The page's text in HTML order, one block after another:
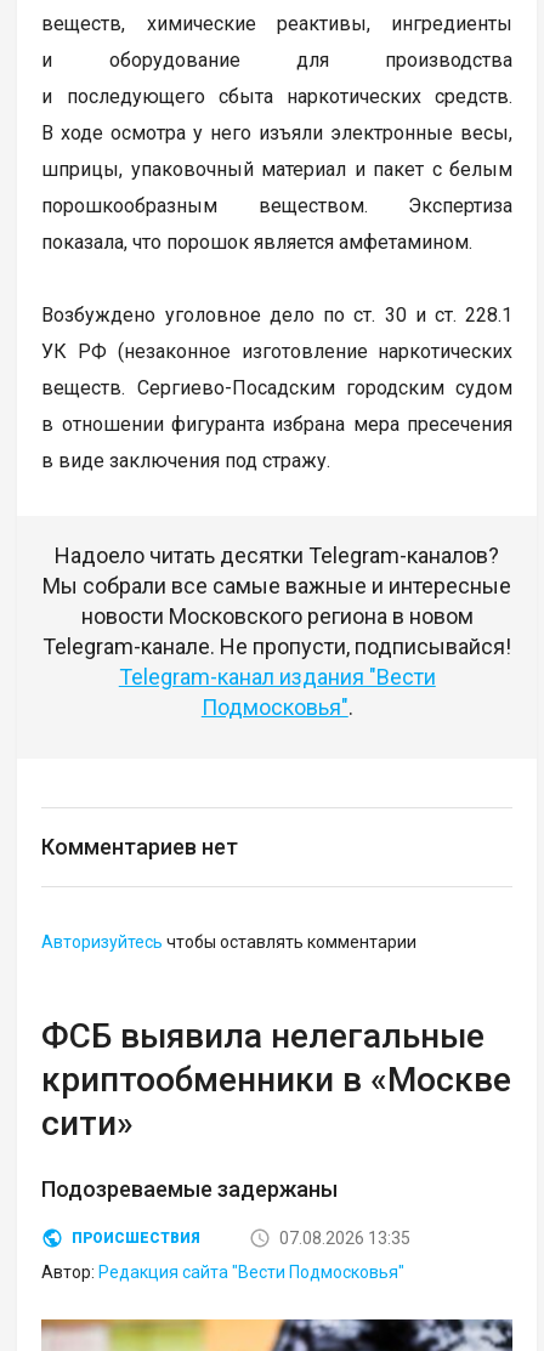
веществ, химические реактивы, ингредиенты
и оборудование для производства
и последующего сбыта наркотических средств.
В ходе осмотра у него изъяли электронные весы,
шприцы, упаковочный материал и пакет с белым
порошкообразным веществом. Экспертиза
показала, что порошок является амфетамином.
Возбуждено уголовное дело по ст. 30 и ст. 228.1
УК РФ (незаконное изготовление наркотических
веществ. Сергиево-Посадским городским судом
в отношении фигуранта избрана мера пресечения
в виде заключения под стражу.
Надоело читать десятки Telegram-каналов?
Мы собрали все самые важные и интересные
новости Московского региона в новом
Telegram-канале. Не пропусти, подписывайся!
Telegram-канал издания "Вести
Подмосковья".
Комментариев нет
Авторизуйтесь чтобы оставлять комментарии
ФСБ выявила нелегальные
криптообменники в «Москве
сити»
Подозреваемые задержаны
ПРОИСШЕСТВИЯ
07.08.2026 13:35
Автор: Редакция сайта "Вести Подмосковья"